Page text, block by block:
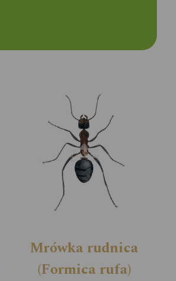
Mrówka rudnica
(Formica rufa)